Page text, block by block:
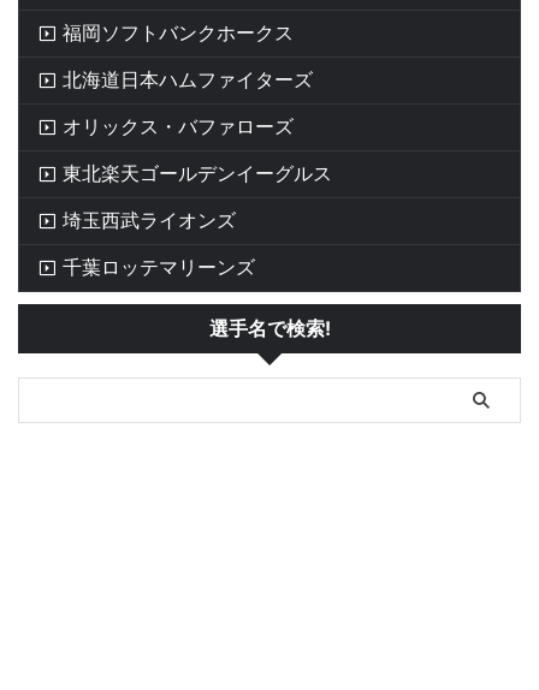
福岡ソフトバンクホークス
北海道日本ハムファイターズ
オリックス・バファローズ
東北楽天ゴールデンイーグルス
埼玉西武ライオンズ
千葉ロッテマリーンズ
選手名で検索!